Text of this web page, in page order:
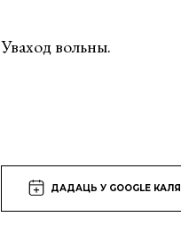
Уваход вольны.
ДАДАЦЬ У GOOGLE